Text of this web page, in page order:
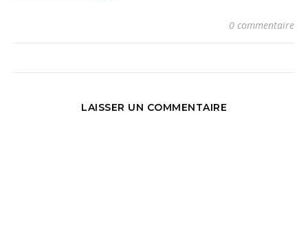
0 commentaire
LAISSER UN COMMENTAIRE